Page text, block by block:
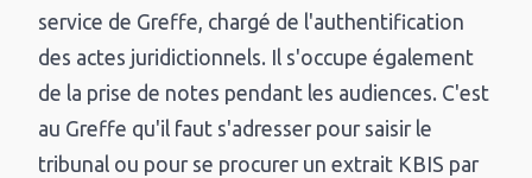
service de Greffe, chargé de l'authentification
des actes juridictionnels. Il s'occupe également
de la prise de notes pendant les audiences. C'est
au Greffe qu'il faut s'adresser pour saisir le
tribunal ou pour se procurer un extrait KBIS par